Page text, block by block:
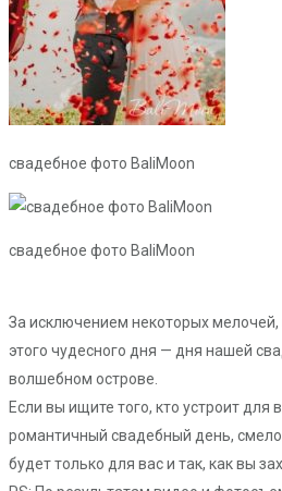
свадебное фото BaliMoon
свадебное фото BaliMoon
За исключением некоторых
этого чудесного дня — дня нашей
волшебном острове.
Если вы ищите того, кто устроит для
романтичный свадебный день,
будет только для вас и так, как вы